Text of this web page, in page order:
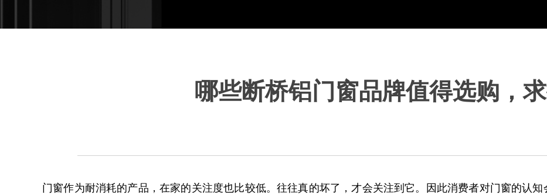
哪些断桥铝门窗品牌值得选购，
门窗作为耐消耗的产品，在家的关注度也比较低。往往真的坏了，才会关注到它。因此消费者对门窗的认